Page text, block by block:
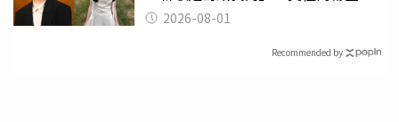
了 2026-08-01
Recommended by